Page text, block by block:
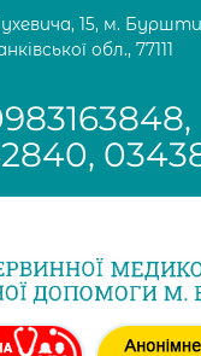
15, м.
обл., 77111